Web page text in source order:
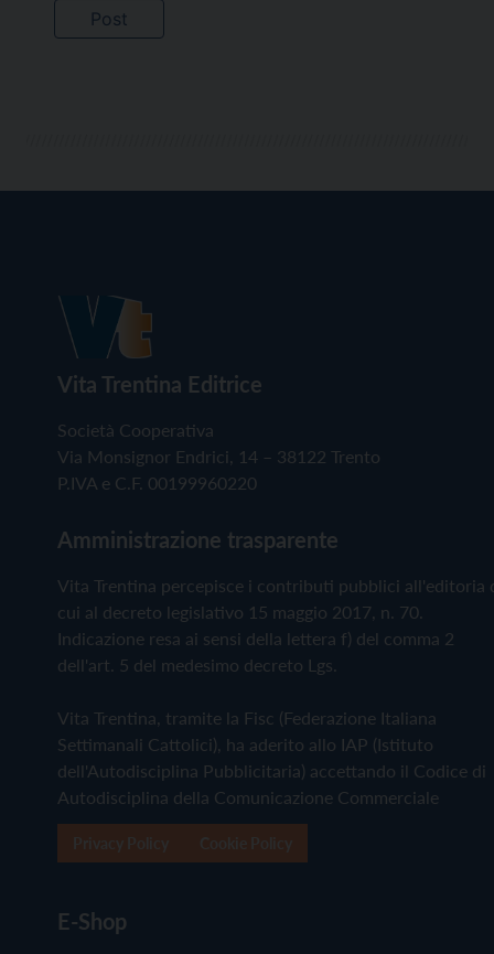
Vita Trentina Editrice
Società Cooperativa
Via Monsignor Endrici, 14 – 38122 Trento
P.IVA e C.F. 00199960220
Amministrazione trasparente
Vita Trentina percepisce i contributi pubblici all'editoria
cui al decreto legislativo 15 maggio 2017, n. 70.
Indicazione resa ai sensi della lettera f) del comma 2
dell'art. 5 del medesimo decreto Lgs.
Vita Trentina, tramite la Fisc (Federazione Italiana
Settimanali Cattolici), ha aderito allo IAP (Istituto
dell'Autodisciplina Pubblicitaria) accettando il Codice di
Autodisciplina della Comunicazione Commerciale
E-Shop